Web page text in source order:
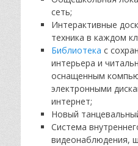
сеть;
Интерактивные
техника в каждом
Библиотека с
интерьера и
оснащенным
электронными
интернет;
Новый
Система
видеонаблюдения,